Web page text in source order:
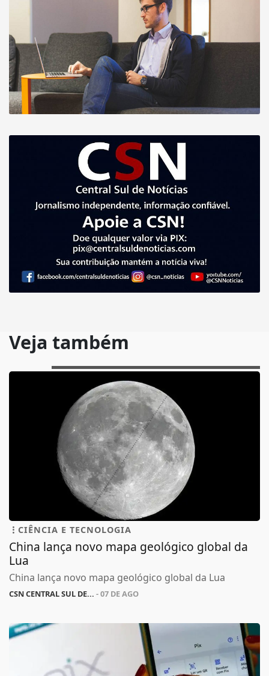
Veja também
CIÊNCIA E TECNOLOGIA
China lança novo mapa geológico global da
Lua
China lança novo mapa geológico global da Lua
CSN CENTRAL SUL DE... - 07 DE AGO